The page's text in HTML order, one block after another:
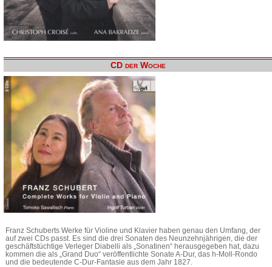
CD der Woche
Franz Schuberts Werke für Violine und Klavier haben genau den Umfang, der
auf zwei CDs passt. Es sind die drei Sonaten des Neunzehnjährigen, die der
geschäftstüchtige Verleger Diabelli als „Sonatinen“ herausgegeben hat, dazu
kommen die als „Grand Duo“ veröffentlichte Sonate A-Dur, das h-Moll-Rondo
und die bedeutende C-Dur-Fantasie aus dem Jahr 1827.